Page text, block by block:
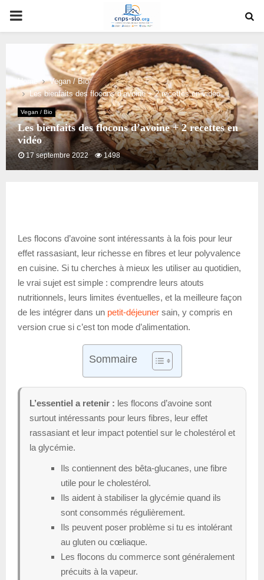
PRIMARY
MENU
Home
Vegan / Bio
Les bienfaits des flocons d’avoine + 2 recettes en vidéo
Vegan / Bio
Les bienfaits des flocons d’avoine + 2 recettes en
vidéo
17 septembre 2022 1498
Les flocons d’avoine sont intéressants à la fois pour leur
effet rassasiant, leur richesse en fibres et leur polyvalence
en cuisine. Si tu cherches à mieux les utiliser au quotidien,
le vrai sujet est simple : comprendre leurs atouts
nutritionnels, leurs limites éventuelles, et la meilleure façon
de les intégrer dans un petit-déjeuner sain, y compris en
version crue si c’est ton mode d’alimentation.
Sommaire
L’essentiel a retenir : les flocons d’avoine sont
surtout intéressants pour leurs fibres, leur effet
rassasiant et leur impact potentiel sur le cholestérol et
la glycémie.
Ils contiennent des bêta-glucanes, une fibre
utile pour le cholestérol.
Ils aident à stabiliser la glycémie quand ils
sont consommés régulièrement.
Ils peuvent poser problème si tu es intolérant
au gluten ou cœliaque.
Les flocons du commerce sont généralement
précuits à la vapeur.